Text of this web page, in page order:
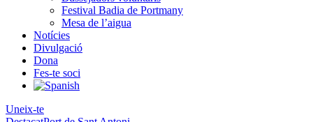
Festival Badia de Portmany
Mesa de l’aigua
Notícies
Divulgació
Dona
Fes-te soci
Uneix-te